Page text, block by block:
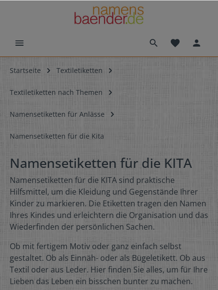
Startseite Textiletiketten
Textiletiketten nach Themen
Namensetiketten für Anlässe
Namensetiketten für die Kita
Namensetiketten für die KITA
Namensetiketten für die KITA sind praktische
Hilfsmittel, um die Kleidung und Gegenstände Ihrer
Kinder zu markieren. Die Etiketten tragen den Namen
Ihres Kindes und erleichtern die Organisation und das
Wiederfinden der persönlichen Sachen.
Ob mit fertigem Motiv oder ganz einfach selbst
gestaltet. Ob als Einnäh- oder als Bügeletikett. Ob aus
Textil oder aus Leder. Hier finden Sie alles, um für Ihre
Lieben das Leben ein bisschen bunter zu machen.